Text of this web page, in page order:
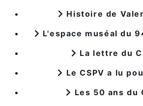
Histoire de
L'espace muséal du
La lettre du
Le CSPV a lu
Les 50 ans du